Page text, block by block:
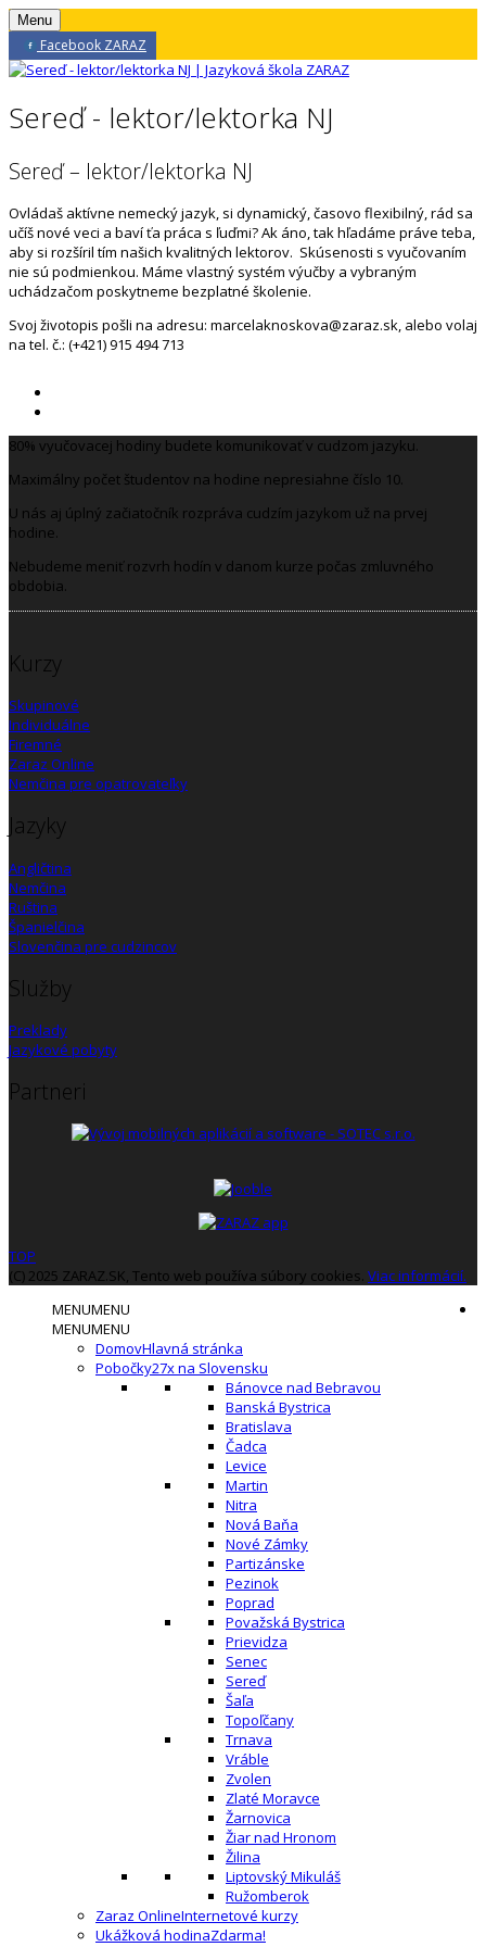
Menu
Facebook ZARAZ
Sereď - lektor/lektorka NJ
Sereď – lektor/lektorka NJ
Ovládaš aktívne nemecký jazyk, si dynamický, časovo flexibilný, rád sa
učíš nové veci a baví ťa práca s ľuďmi? Ak áno, tak hľadáme práve teba,
aby si rozšíril tím našich kvalitných lektorov. Skúsenosti s vyučovaním
nie sú podmienkou. Máme vlastný systém výučby a vybraným
uchádzačom poskytneme bezplatné školenie.
Svoj životopis pošli na adresu: marcelaknoskova@zaraz.sk, alebo volaj
na tel. č.: (+421) 915 494 713
80% vyučovacej hodiny budete komunikovať v cudzom jazyku.
Maximálny počet študentov na hodine nepresiahne číslo 10.
U nás aj úplný začiatočník rozpráva cudzím jazykom už na prvej
hodine.
Nebudeme meniť rozvrh hodín v danom kurze počas zmluvného
obdobia.
Kurzy
Skupinové
Individuálne
Firemné
Zaraz Online
Nemčina pre opatrovateľky
Jazyky
Angličtina
Nemčina
Ruština
Španielčina
Slovenčina pre cudzincov
Služby
Preklady
Jazykové pobyty
Partneri
TOP
(C) 2025 ZARAZ.SK, Tento web používa súbory cookies. Viac informácií.
MENUMENU
MENUMENU
DomovHlavná stránka
Pobočky27x na Slovensku
Bánovce nad Bebravou
Banská Bystrica
Bratislava
Čadca
Levice
Martin
Nitra
Nová Baňa
Nové Zámky
Partizánske
Pezinok
Poprad
Považská Bystrica
Prievidza
Senec
Sereď
Šaľa
Topoľčany
Trnava
Vráble
Zvolen
Zlaté Moravce
Žarnovica
Žiar nad Hronom
Žilina
Liptovský Mikuláš
Ružomberok
Zaraz OnlineInternetové kurzy
Ukážková hodinaZdarma!